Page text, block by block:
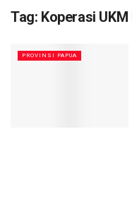
Tag: Koperasi
PROVINSI PAPUA